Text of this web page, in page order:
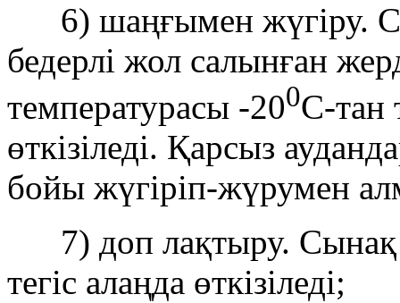
6) шаңғымен жүгіру.
бедерлі жол салынған
температурасы -200С-тан
өткізіледі. Қарсыз
бойы жүгіріп-жүрумен
7) доп лақтыру. Сынақ
тегіс алаңда өткізіледі;